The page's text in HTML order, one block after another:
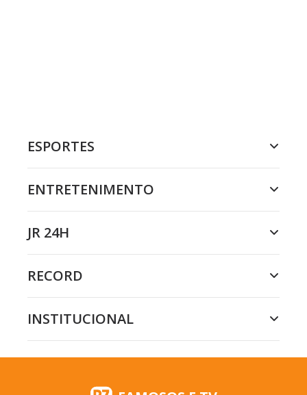
ESPORTES
ENTRETENIMENTO
JR 24H
RECORD
INSTITUCIONAL